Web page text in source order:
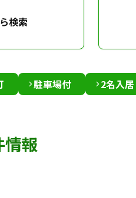
検索
駐車場付 2名入居
情報